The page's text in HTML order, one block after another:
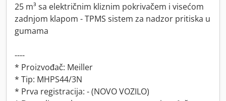
25 m³ sa električnim kliznim pokrivačem i visećom
zadnjom klapom - TPMS sistem za nadzor pritiska u
gumama
----
* Proizvođač: Meiller
* Tip: MHPS44/3N
* Prva registracija: - (NOVO VOZILO)